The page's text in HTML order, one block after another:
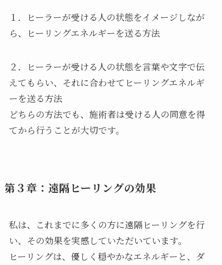
１．ヒーラーが受ける人の状態をイメージしなが
ら、ヒーリングエネルギーを送る方法
２．ヒーラーが受ける人の状態を言葉や文字で伝
えてもらい、それに合わせてヒーリングエネルギ
ーを送る方法
どちらの方法でも、施術者は受ける人の同意を得
てから行うことが大切です。
第３章：遠隔ヒーリングの効果
私は、これまでに多くの方に遠隔ヒーリングを行
い、その効果を実感していただいています。
ヒーリングは、優しく穏やかなエネルギーと、ダ